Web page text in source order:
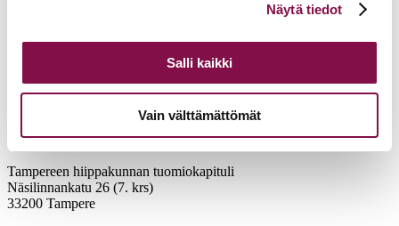
linkistä.
Näytä tiedot
Salli kaikki
Vain välttämättömät
Tampereen hiippakunnan tuomiokapituli
Näsilinnankatu 26 (7. krs)
33200 Tampere